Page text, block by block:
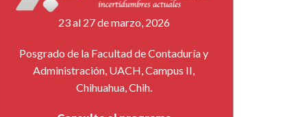
Entidades
afines
23 al 27 de marzo, 2026
Posgrado de la Facultad de Contaduría y
Administración, UACH, Campus II,
Chihuahua, Chih.